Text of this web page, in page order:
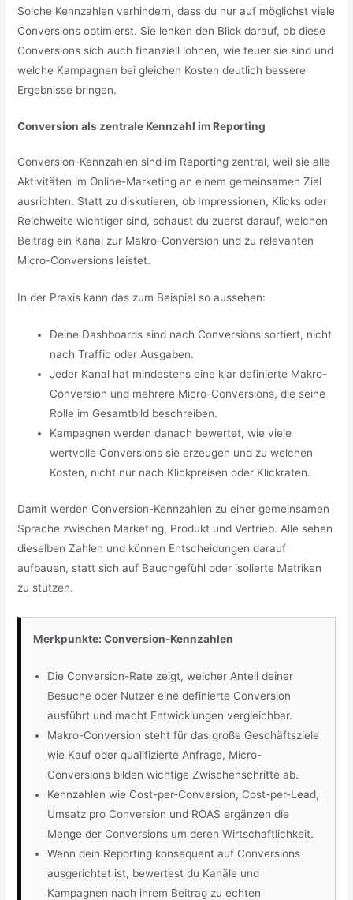
Solche Kennzahlen verhindern, dass du nur auf möglichst viele
Conversions optimierst. Sie lenken den Blick darauf, ob diese
Conversions sich auch finanziell lohnen, wie teuer sie sind und
welche Kampagnen bei gleichen Kosten deutlich bessere
Ergebnisse bringen.
Conversion als zentrale Kennzahl im Reporting
Conversion-Kennzahlen sind im Reporting zentral, weil sie alle
Aktivitäten im Online-Marketing an einem gemeinsamen Ziel
ausrichten. Statt zu diskutieren, ob Impressionen, Klicks oder
Reichweite wichtiger sind, schaust du zuerst darauf, welchen
Beitrag ein Kanal zur Makro-Conversion und zu relevanten
Micro-Conversions leistet.
In der Praxis kann das zum Beispiel so aussehen:
Deine Dashboards sind nach Conversions sortiert, nicht
nach Traffic oder Ausgaben.
Jeder Kanal hat mindestens eine klar definierte Makro-
Conversion und mehrere Micro-Conversions, die seine
Rolle im Gesamtbild beschreiben.
Kampagnen werden danach bewertet, wie viele
wertvolle Conversions sie erzeugen und zu welchen
Kosten, nicht nur nach Klickpreisen oder Klickraten.
Damit werden Conversion-Kennzahlen zu einer gemeinsamen
Sprache zwischen Marketing, Produkt und Vertrieb. Alle sehen
dieselben Zahlen und können Entscheidungen darauf
aufbauen, statt sich auf Bauchgefühl oder isolierte Metriken
zu stützen.
Merkpunkte: Conversion-Kennzahlen
Die Conversion-Rate zeigt, welcher Anteil deiner
Besuche oder Nutzer eine definierte Conversion
ausführt und macht Entwicklungen vergleichbar.
Makro-Conversion steht für das große Geschäftsziele
wie Kauf oder qualifizierte Anfrage, Micro-
Conversions bilden wichtige Zwischenschritte ab.
Kennzahlen wie Cost-per-Conversion, Cost-per-Lead,
Umsatz pro Conversion und ROAS ergänzen die
Menge der Conversions um deren Wirtschaftlichkeit.
Wenn dein Reporting konsequent auf Conversions
ausgerichtet ist, bewertest du Kanäle und
Kampagnen nach ihrem Beitrag zu echten